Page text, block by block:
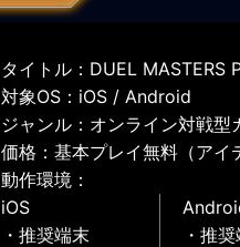
タイトル：DUEL MASTERS
対象OS：iOS / Android
ジャンル：オンライン対戦型
価格：基本プレイ無料（アイ
動作環境：
iOS
・推奨端末
・推